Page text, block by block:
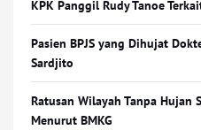
KPK Panggil Rudy Tanoe
Pasien BPJS yang Dihujat
Sardjito
Ratusan Wilayah Tanpa Hujan
Menurut BMKG